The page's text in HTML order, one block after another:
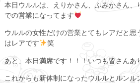
本日ウルルは、えりかさん、ふみかさん、
での営業になってます
ウルルの女性だけの営業とてもレアだと思
はレアです
笑
あと、本日満席です！！！いつも皆さんあ
これからも新体制になったウルルとルンル